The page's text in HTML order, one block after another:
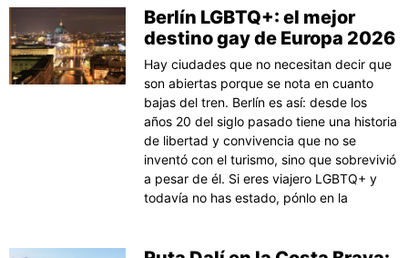
Berlín LGBTQ+: el mejor
destino gay de Europa 2026
Hay ciudades que no necesitan decir que
son abiertas porque se nota en cuanto
bajas del tren. Berlín es así: desde los
años 20 del siglo pasado tiene una historia
de libertad y convivencia que no se
inventó con el turismo, sino que sobrevivió
a pesar de él. Si eres viajero LGBTQ+ y
todavía no has estado, pónlo en la